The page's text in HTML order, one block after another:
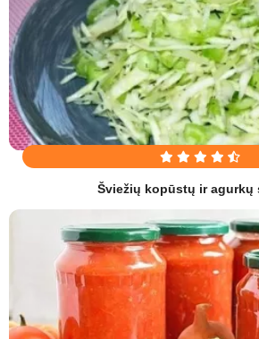
Šviežių kopūstų ir agurkų